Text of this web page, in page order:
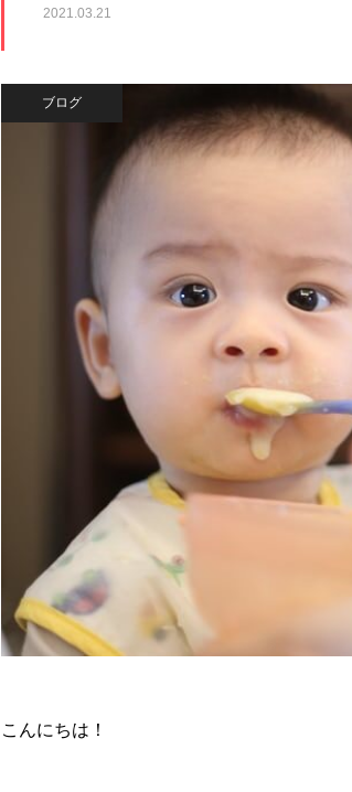
2021.03.21
ブログ
こんにちは！